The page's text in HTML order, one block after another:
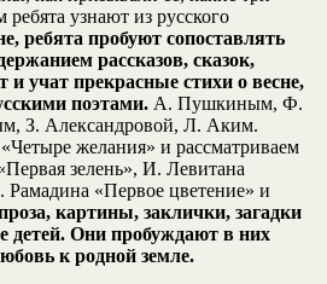
узнают из русского
ребята пробуют сопоставлять
рассказов, сказок,
и учат прекрасные стихи о весне,
поэтами. А. Пушкиным, Ф.
З. Александровой, Л. Аким.
желания» и рассматриваем
зелень», И. Левитана
Рамадина «Первое цветение» и
картины, заклички, загадки
детей. Они пробуждают в них
к родной земле.